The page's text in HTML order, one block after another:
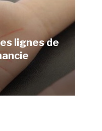
lignes de